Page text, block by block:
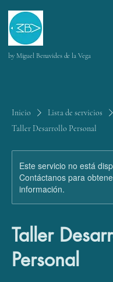
by Miguel Benavides de la Vega
Inicio
Lista de servicios
Taller Desarrollo Personal
Este servicio no está
Contáctanos para
información.
Taller
Personal